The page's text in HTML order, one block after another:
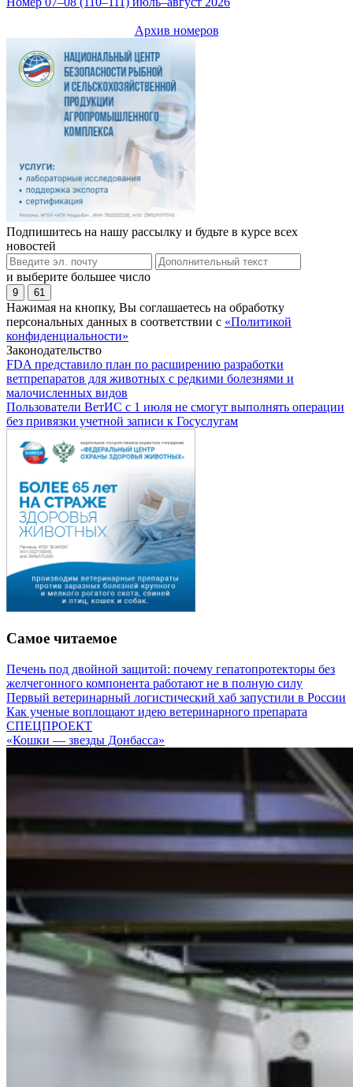
Архив номеров
Подпишитесь на нашу рассылку и будьте в курсе всех
новостей
и выберите большее число
9 61
Нажимая на кнопку, Вы соглашаетесь на обработку
персональных данных в соответствии с «Политикой
конфиденциальности»
Законодательство
FDA представило план по расширению разработки
ветпрепаратов для животных с редкими болезнями и
малочисленных видов
Пользователи ВетИС с 1 июля не смогут выполнять операции
без привязки учетной записи к Госуслугам
Самое читаемое
Печень под двойной защитой: почему гепатопротекторы без
желчегонного компонента работают не в полную силу
Первый ветеринарный логистический хаб запустили в России
Как ученые воплощают идею ветеринарного препарата
СПЕЦПРОЕКТ
«Кошки — звезды Донбасса»